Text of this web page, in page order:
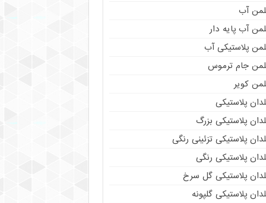
آب
آب پایه دار
پلاستیکی آب
جام ترموس
کویر
پلاستیکی
پلاستیکی بزرگ
پلاستیکی تزئینی رنگی
پلاستیکی رنگی
پلاستیکی گل سرخ
پلاستیکی گلپونه